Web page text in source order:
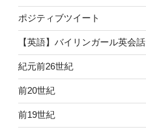
ポジティブツイート
【英語】バイリンガール英会話
紀元前26世紀
前20世紀
前19世紀